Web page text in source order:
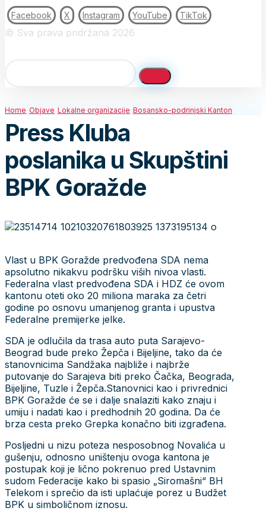
Facebook X Instagram YouTube TikTok
© Sva prava pridržana 2026
Home Objave Lokalne organizacije Bosansko-podrinjski Kanton
Press Kluba
poslanika u Skupštini
BPK Goražde
Vlast u BPK Goražde predvođena SDA nema
apsolutno nikakvu podršku viših nivoa vlasti.
Federalna vlast predvođena SDA i HDZ će ovom
kantonu oteti oko 20 miliona maraka za četri
godine po osnovu umanjenog granta i upustva
Federalne premijerke jelke.
SDA je odlučila da trasa auto puta Sarajevo-
Beograd bude preko Žepča i Bijeljine, tako da će
stanovnicima Sandžaka najbliže i najbrže
putovanje do Sarajeva biti preko Čačka, Beograda,
Bijeljine, Tuzle i Žepča.Stanovnici kao i privrednici
BPK Goražde će se i dalje snalaziti kako znaju i
umiju i nadati kao i predhodnih 20 godina. Da će
brza cesta preko Grepka konačno biti izgrađena.
Posljedni u nizu poteza nesposobnog Novalića u
gušenju, odnosno uništenju ovoga kantona je
postupak koji je lično pokrenuo pred Ustavnim
sudom Federacije kako bi spasio „Siromašni“ BH
Telekom i sprečio da isti uplaćuje porez u Budžet
BPK u simboličnom iznosu.